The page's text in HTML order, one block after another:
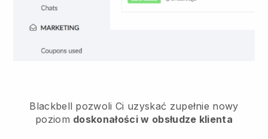
Blackbell pozwoli Ci uzyskać zupełnie nowy
poziom doskonałości w obsłudze klienta